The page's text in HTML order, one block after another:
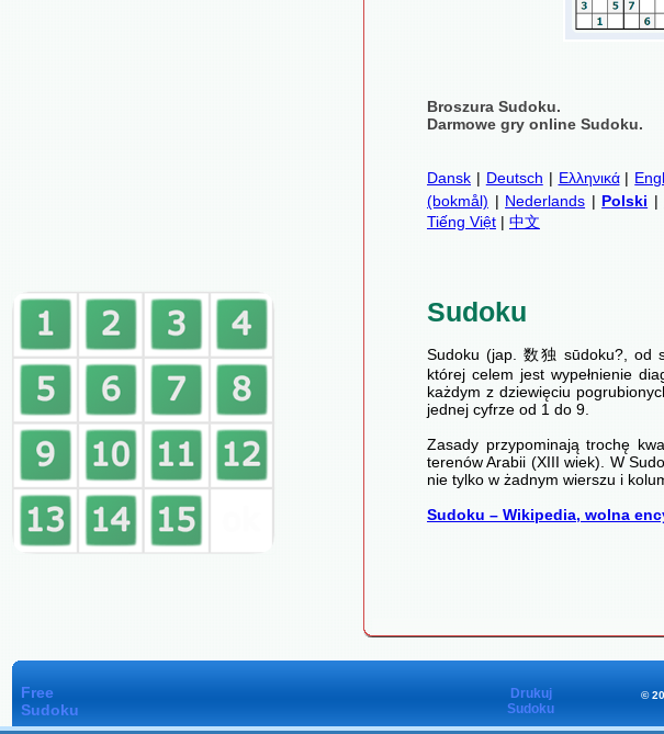
Broszura Sudoku.
Darmowe gry online Sudoku.
Dansk | Deutsch | Ελληνικά|
(bokmål) | Nederlands | Polski |
Tiếng Việt | 中文
Sudoku
Sudoku (jap. 数独 sūdoku?, od
której celem jest wypełnienie
każdym z dziewięciu
jednej cyfrze od 1 do 9.
Zasady przypominają trochę
terenów Arabii (XIII wiek). W
nie tylko w żadnym wierszu i
Sudoku – Wikipedia, wolna
Free
Sudoku
Drukuj
Sudoku
©